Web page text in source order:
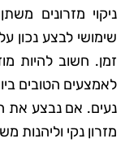
ניקוי מזרונים
שימושי לבצע נכון
זמן. חשוב להיות
לאמצעים הטובים
נעים. אם נבצע את
מזרון נקי וליהנות